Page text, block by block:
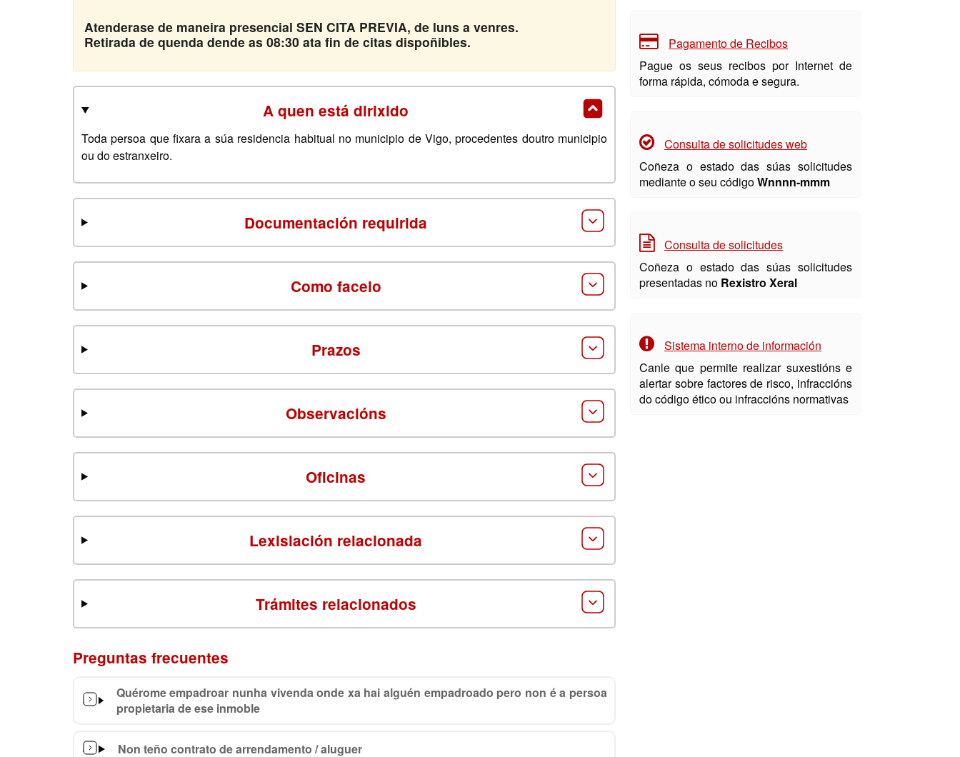
Atenderase de maneira presencial SEN CITA PREVIA, de luns a venres.
Retirada de quenda dende as 08:30 ata fin de citas dispoñibles.
A quen está dirixido
Toda persoa que fixara a súa residencia habitual no municipio de Vigo, procedentes doutro municipio
ou do estranxeiro.
Documentación requirida
Como facelo
Prazos
Observacións
Oficinas
Lexislación relacionada
Trámites relacionados
Preguntas frecuentes
Quérome empadroar nunha vivenda onde xa hai alguén empadroado pero non é a persoa
propietaria de ese inmoble
Non teño contrato de arrendamento / aluguer
Pagamento de Recibos
Pague os seus recibos por Internet de
forma rápida, cómoda e segura.
Consulta de solicitudes web
Coñeza o estado das súas solicitudes
mediante o seu códigoWnnnn-mmm
Consulta de solicitudes
Coñeza o estado das súas solicitudes
presentadas no Rexistro Xeral
Sistema interno de información
Canle que permite realizar suxestións e
alertar sobre factores de risco, infraccións
do código ético ou infraccións normativas